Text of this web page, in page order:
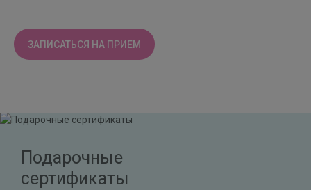
ЗАПИСАТЬСЯ НА ПРИЕМ
Подарочные
сертификаты